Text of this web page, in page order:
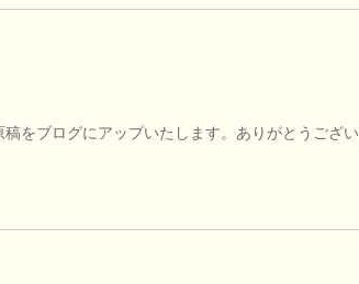
をブログにアップいたします。ありがとうござい